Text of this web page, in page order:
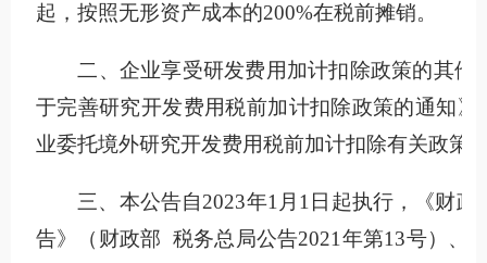
起，按照无形资产成本的200%在税前摊销。
二、企业享受研发费用加计扣除政策的其他
于完善研究开发费用税前加计扣除政策的通知
业委托境外研究开发费用税前加计扣除有关政
三、本公告自2023年1月1日起执行，《财政
告》（财政部 税务总局公告2021年第13号）、